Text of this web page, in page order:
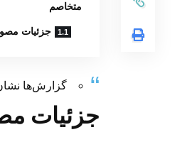
متخاصم
جزئیات
گزارش‌ها
جزئیات